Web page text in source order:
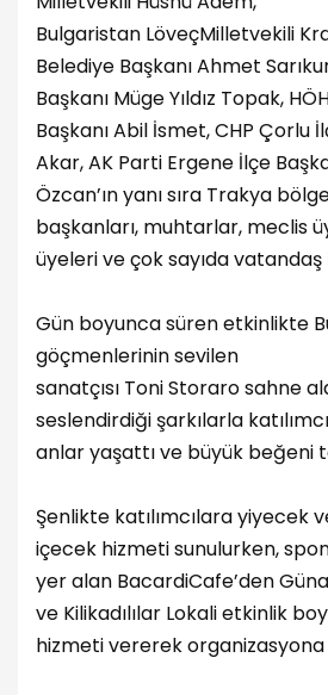
Bulgaristan LöveçMilletvekili
Belediye Başkanı Ahmet
Başkanı Müge Yıldız Topak,
Başkanı Abil İsmet, CHP Çorlu
Akar, AK Parti Ergene İlçe
Özcan’ın yanı sıra Trakya
başkanları, muhtarlar, meclis
üyeleri ve çok sayıda vatandaş
Gün boyunca süren etkinlikte
göçmenlerinin sevilen
sanatçısı Toni Storaro sahne
seslendirdiği şarkılarla
anlar yaşattı ve büyük beğeni
Şenlikte katılımcılara yiyecek
içecek hizmeti sunulurken,
yer alan BacardiCafe’den
ve Kilikadılılar Lokali etkinlik
hizmeti vererek organizasyona